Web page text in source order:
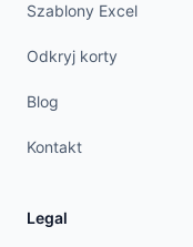
Szablony Excel
Odkryj korty
Blog
Kontakt
Legal